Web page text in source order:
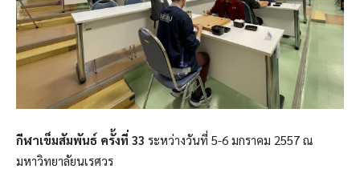
กีฬาเข็มสัมพันธ์ ครั้งที่ 33 ระหว่างวันที่ 5-6 มกราคม 2557 ณ
มหาวิทยาลัยนเรศวร